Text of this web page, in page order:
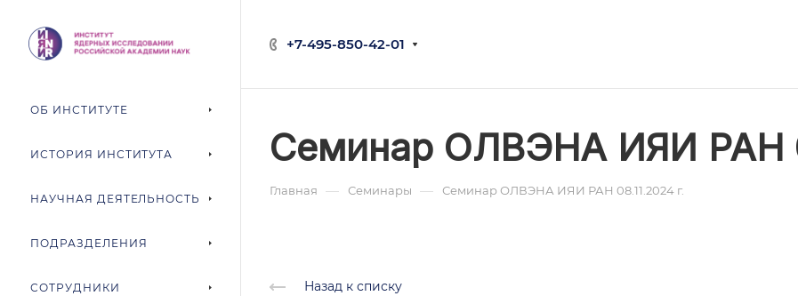
+7-495-850-42-01
ОБ ИНСТИТУТЕ
ИСТОРИЯ ИНСТИТУТА
НАУЧНАЯ ДЕЯТЕЛЬНОСТЬ
ПОДРАЗДЕЛЕНИЯ
СОТРУДНИКИ
Семинар ОЛВЭНА ИЯИ РАН
Главная — Семинары — Семинар ОЛВЭНА ИЯИ РАН 08.11.2024 г.
Назад к списку